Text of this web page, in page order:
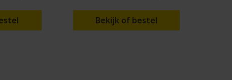
Bekijk of bestel